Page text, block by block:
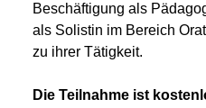
Beschäftigung als
als Solistin im Bereich
zu ihrer Tätigkeit.
Die Teilnahme ist